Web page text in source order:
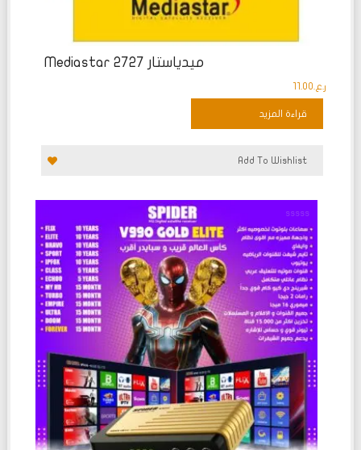
ميدياستار 2727 Mediastar
ر.ع. 11.00
قراءة المزيد
Add To Wishlist
تم
التقييم
0
من
5